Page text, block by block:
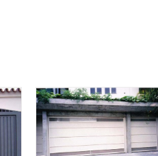
VER MAIS